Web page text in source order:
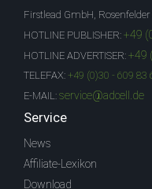
Firstlead GmbH,
HOTLINE PUBLISHER: +49
HOTLINE ADVERTISER: +49
TELEFAX: +49 (0)30 - 609 83
E-MAIL: service@adcell.de
Service
News
Affiliate-Lexikon
Download